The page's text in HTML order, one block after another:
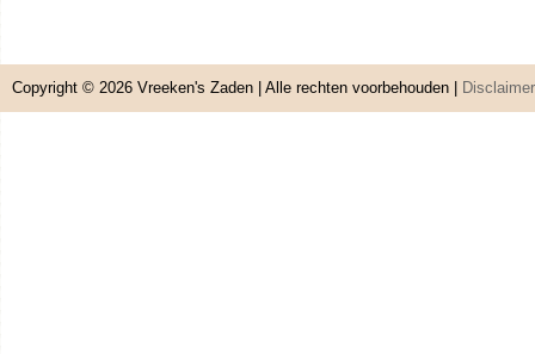
Copyright © 2026 Vreeken's Zaden | Alle rechten voorbehouden | Disclaimer